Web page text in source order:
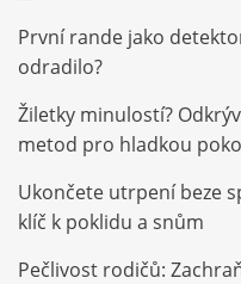
První rande jako
odradilo?
Žiletky minulostí?
metod pro hladkou
Ukončete utrpení beze
klíč k poklidu a snům
Pečlivost rodičů: